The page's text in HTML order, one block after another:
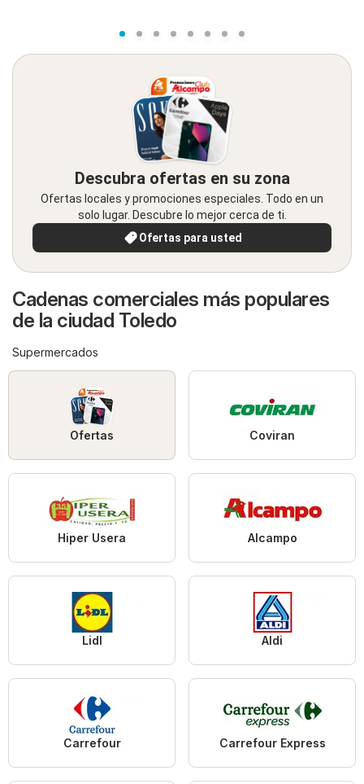
Descubra ofertas en su zona
Ofertas locales y promociones especiales. Todo en un
solo lugar. Descubre lo mejor cerca de ti.
Ofertas para usted
Cadenas comerciales más populares
de la ciudad Toledo
Supermercados
Ofertas Coviran
Hiper Usera Alcampo
Lidl Aldi
Carrefour Carrefour Express